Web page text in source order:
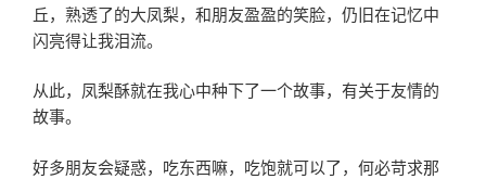
丘，熟透了的大凤梨，和朋友盈盈的笑脸，仍旧在记忆中
闪亮得让我泪流。
从此，凤梨酥就在我心中种下了一个故事，有关于友情的
故事。
好多朋友会疑惑，吃东西嘛，吃饱就可以了，何必苛求那